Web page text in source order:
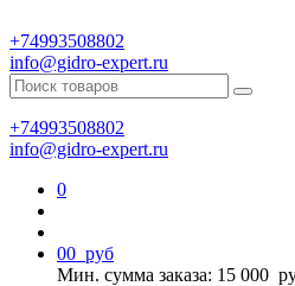
+74993508802
info@gidro-expert.ru
+74993508802
info@gidro-expert.ru
0
00 руб
Мин. сумма заказа: 15 000